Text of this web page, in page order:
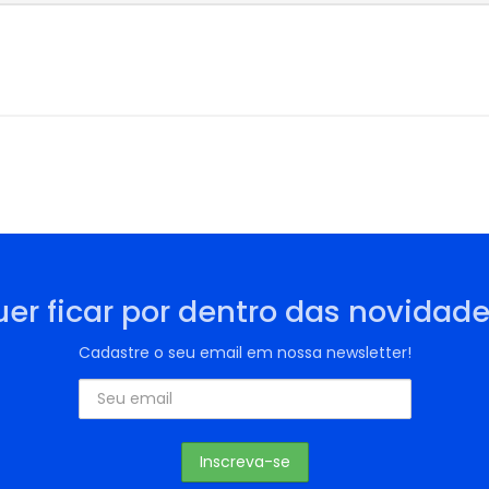
ficar por dentro das
Cadastre o seu email em nossa newsletter!